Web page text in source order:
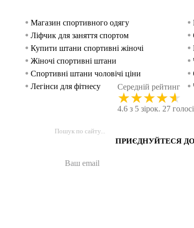
Магазин спортивного одягу
Ліфчик для заняття спортом
Купити штани спортивні жіночі
Жіночі спортивні штани
Спортивні штани чоловічі ціни
Легінси для фітнесу
Середній рейтинг
★★★★★
4.6 з 5 зірок. 27
ПРИЄДНУЙТЕСЯ